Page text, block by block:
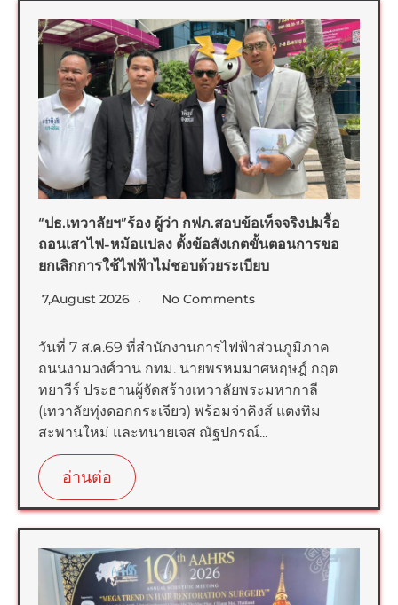
“ปธ.เทวาลัยฯ”ร้อง ผู้ว่า กฟภ.สอบข้อเท็จจริงปมรื้อ
ถอนเสาไฟ-หม้อแปลง ตั้งข้อสังเกตขั้นตอนการขอ
ยกเลิกการใช้ไฟฟ้าไม่ชอบด้วยระเบียบ
7,August 2026 No Comments
วันที่ 7 ส.ค.69 ที่สำนักงานการไฟฟ้าส่วนภูมิภาค
ถนนงามวงศ์วาน กทม. นายพรหมมาศหฤษฎ์ กฤต
ทยาวีร์ ประธานผู้จัดสร้างเทวาลัยพระมหากาลี
(เทวาลัยทุ่งดอกกระเจียว) พร้อมจ่าคิงส์ แตงทิม
สะพานใหม่ และทนายเจส ณัฐปกรณ์...
อ่านต่อ